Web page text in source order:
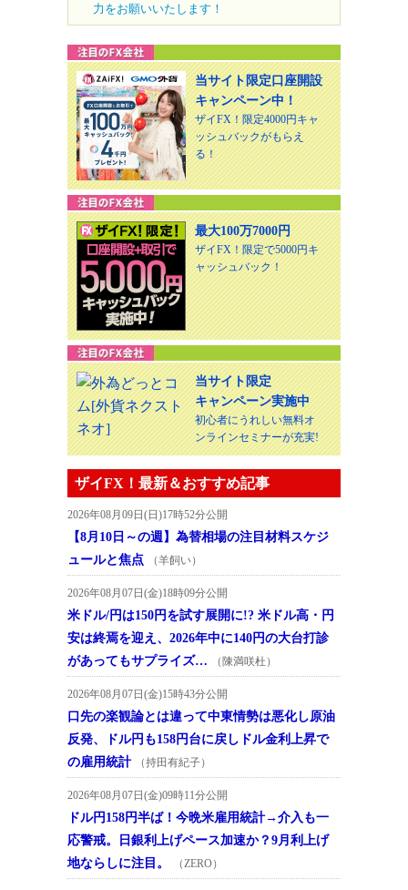
力をお願いいたします！
当サイト限定口座開設
キャンペーン中！
ザイFX！限定4000円キャ
ッシュバックがもらえ
る！
最大100万7000円
ザイFX！限定で5000円キ
ャッシュバック！
当サイト限定
キャンペーン実施中
初心者にうれしい無料オ
ンラインセミナーが充実!
ザイFX！最新＆おすすめ記事
2026年08月09日(日)17時52分公開
【8月10日～の週】為替相場の注目材料スケジ
ュールと焦点
（羊飼い）
2026年08月07日(金)18時09分公開
米ドル/円は150円を試す展開に!? 米ドル高・円
安は終焉を迎え、2026年中に140円の大台打診
があってもサプライズ…
（陳満咲杜）
2026年08月07日(金)15時43分公開
口先の楽観論とは違って中東情勢は悪化し原油
反発、ドル円も158円台に戻しドル金利上昇で
の雇用統計
（持田有紀子）
2026年08月07日(金)09時11分公開
ドル円158円半ば！今晩米雇用統計→介入も一
応警戒。日銀利上げペース加速か？9月利上げ
地ならしに注目。
（ZERO）